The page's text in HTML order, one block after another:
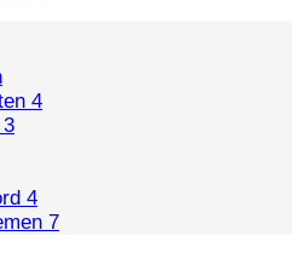
4
4
7